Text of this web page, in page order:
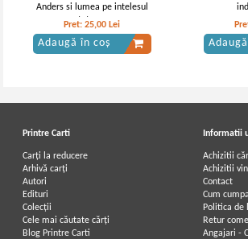
Anders si lumea pe intelesul
tuturor
Pret:25,00 Lei
Adaugă în coș
Printre Carti
Carți la reducere
Arhivă carți
Autori
Edituri
Colecții
Cele mai căutate cărți
Blog Printre Carti
Informatii
Achizitii
Achizitii
Contact
Cum
Politica de
Retur
Angajari -